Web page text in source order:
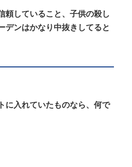
頼していること、子供の殺し
デンはかなり中抜きしてると
に入れていたものなら、何で